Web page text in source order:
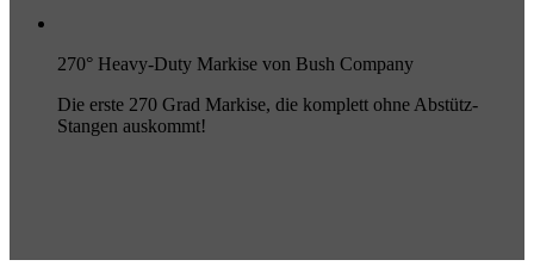
270° Heavy-Duty Markise von Bush Company
Die erste 270 Grad Markise, die komplett ohne Abstütz-
Stangen auskommt!